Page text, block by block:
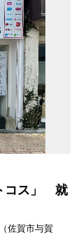
コス」 就
佐賀市与賀